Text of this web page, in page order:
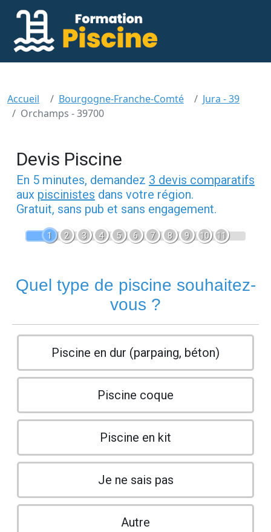
Accueil Bourgogne-Franche-Comté
Jura - 39
Orchamps - 39700
Devis Piscine
En 5 minutes, demandez 3 devis comparatifs
aux piscinistes dans votre région.
Gratuit, sans pub et sans engagement.
1 2 3 4 5 6 7 8 9 10 11
Quel type de piscine souhaitez-
vous ?
Piscine en dur (parpaing, béton)
Piscine coque
Piscine en kit
Je ne sais pas
Autre